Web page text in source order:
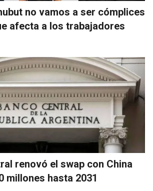
no vamos a ser cómplices
afecta a los trabajadores
renovó el swap con China
millones hasta 2031